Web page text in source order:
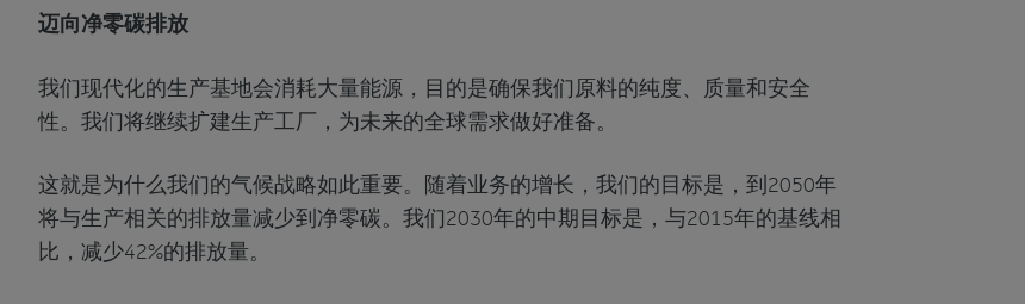
迈向净零碳排放
我们现代化的生产基地会消耗大量能源，目的是确保我们原料的纯度、质量和安全
性。我们将继续扩建生产工厂，为未来的全球需求做好准备。
这就是为什么我们的气候战略如此重要。随着业务的增长，我们的目标是，到2050年
将与生产相关的排放量减少到净零碳。我们2030年的中期目标是，与2015年的基线相
比，减少42%的排放量。